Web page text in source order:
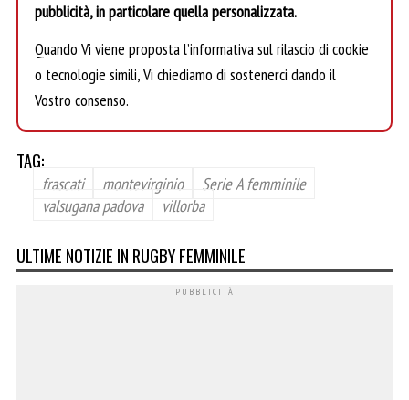
pubblicità, in particolare quella personalizzata.
Quando Vi viene proposta l’informativa sul rilascio di cookie
o tecnologie simili, Vi chiediamo di sostenerci dando il
Vostro consenso.
TAG:
frascati montevirginio
Serie A femminile
valsugana padova
villorba
ULTIME NOTIZIE IN RUGBY FEMMINILE